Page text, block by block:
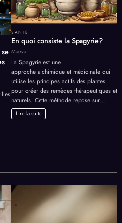
SANTÉ
En quoi consiste la Spagyrie?
Maeva
La Spagyrie est une
approche alchimique et médicinale qui
utilise les principes actifs des plantes
pour créer des remèdes thérapeutiques et
naturels. Cette méthode repose sur…
Lire la suite